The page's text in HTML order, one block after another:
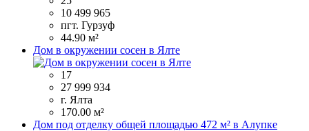
10 499 965
пгт. Гурзуф
44.90 м²
Дом в окружении сосен в Ялте
17
27 999 934
г. Ялта
170.00 м²
Дом под отделку общей площадью 472 м² в Алупке